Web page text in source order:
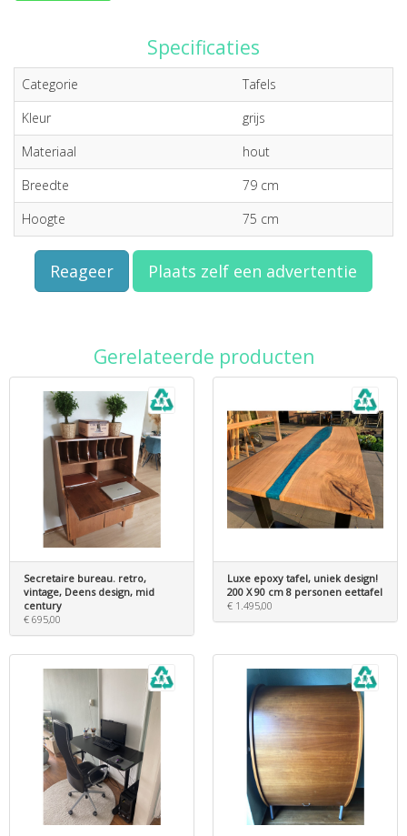
Specificaties
Categorie
Tafels
Kleur
grijs
Materiaal
hout
Breedte
79 cm
Hoogte
75 cm
Reageer Plaats zelf een advertentie
Gerelateerde producten
Secretaire bureau. retro,
vintage, Deens design, mid
century
€ 695,00
Luxe epoxy tafel, uniek design!
200 X 90 cm 8 personen eettafel
€ 1.495,00